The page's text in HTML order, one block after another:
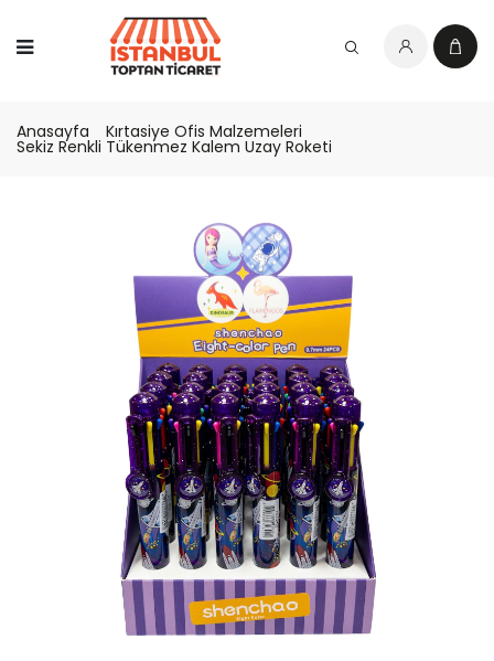
Anasayfa Kırtasiye Ofis Malzemeleri
Sekiz Renkli Tükenmez Kalem Uzay Roketi